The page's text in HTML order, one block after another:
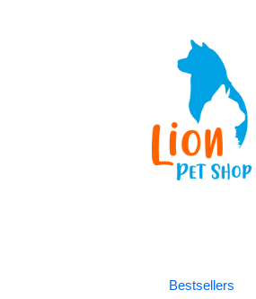
Bestsellers